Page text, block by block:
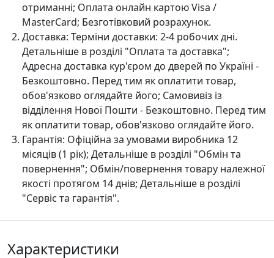
отриманні; Оплата онлайн картою Visa /
MasterCard; Безготівковий розрахунок.
Доставка: Терміни доставки: 2-4 робочих дні.
Детальніше в розділі "Оплата та доставка";
Адресна доставка кур'єром до дверей по Україні -
Безкоштовно. Перед тим як оплатити товар,
обов'язково оглядайте його; Самовивіз із
відділення Нової Пошти - Безкоштовно. Перед тим
як оплатити товар, обов'язково оглядайте його.
Гарантія: Офіційна за умовами виробника 12
місяців (1 рік); Детальніше в розділі "Oбмін та
повернення"; Обмін/повернення товару належної
якості протягом 14 днів; Детальніше в розділі
"Сервіс та гарантія".
Характеристики